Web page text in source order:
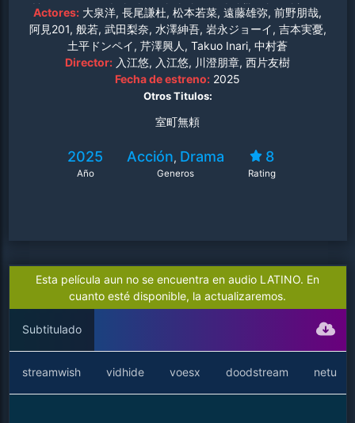
Hyoe, a scoundrel whose lethal sword skills place him at
the tip of the spear in a deadly uprising against the
corrupt Shogunate and its army, led by former friend-
turned-archrival Doken.
Actores: 大泉洋, 長尾謙杜, 松本若菜, 遠藤雄弥, 前野朋哉,
阿見201, 般若, 武田梨奈, 水澤紳吾, 岩永ジョーイ, 吉本実憂,
土平ドンペイ, 芹澤興人, Takuo Inari, 中村蒼
Director: 入江悠, 入江悠, 川澄朋章, 西片友樹
Fecha de estreno: 2025
Otros Titulos:
室町無頼
2025
Año
Acción, Drama
Generos
8
Rating
Esta película aun no se encuentra en audio LATINO. En
cuanto esté disponible, la actualizaremos.
Subtitulado
streamwish vidhide voesx doodstream netu